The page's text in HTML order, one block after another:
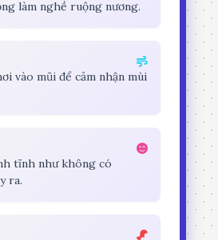
làm nghề ruộng nương.
vào mũi để cảm nhận mùi
tĩnh như không có
ra.